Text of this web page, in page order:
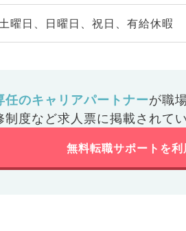
曜日、日曜日、祝日、有給休暇
任のキャリアパートナーが職
制度など求人票に掲載されて
無料転職サポートを利